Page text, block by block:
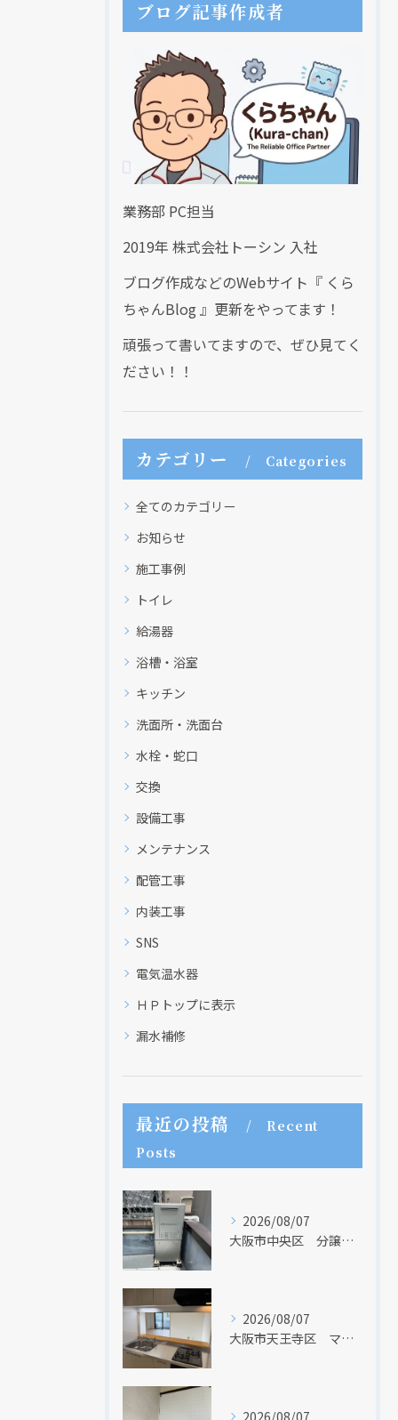
ブログ記事作成者
業務部 PC担当
2019年 株式会社トーシン 入社
ブログ作成などのWebサイト『 くら
ちゃんBlog 』更新をやってます！
頑張って書いてますので、ぜひ見てく
ださい！！
カテゴリー Categories
全てのカテゴリー
お知らせ
施工事例
トイレ
給湯器
浴槽・浴室
キッチン
洗面所・洗面台
水栓・蛇口
交換
設備工事
メンテナンス
配管工事
内装工事
SNS
電気温水器
ＨＰトップに表示
漏水補修
最近の投稿
Recent
Posts
2026/08/07
大阪市中央区 分譲マンションの給湯器取替リフォーム工事 UV除菌機能搭載給湯器
2026/08/07
大阪市天王寺区 マンションのキッチン取替及び内装リフォーム工事 クリナップ
2026/08/07